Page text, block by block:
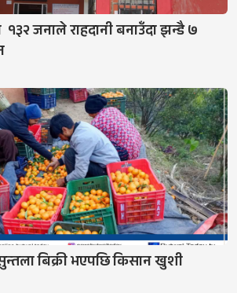
जनाले राहदानी बनाउँदा झन्डै ७
बिक्री भएपछि किसान खुशी